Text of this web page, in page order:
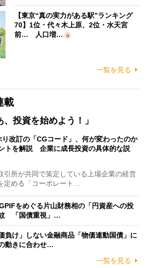
【東京“真の実力がある駅”ランキング
70】1位・代々木上原、2位・水天宮
前… 人口増…
一覧を見る
載
投資を始めよう！」
り改訂の「CGコード」、何が変わったのか
トを解説 企業に成長投資の具体的な説
所が共同で策定している上場企業の経営
定める「コーポレート…
をめぐる片山財務相の「円資産への投
「国債重視」…
負け」しない金融商品「物価連動国債」に
動きに合わせ…
一覧を見る